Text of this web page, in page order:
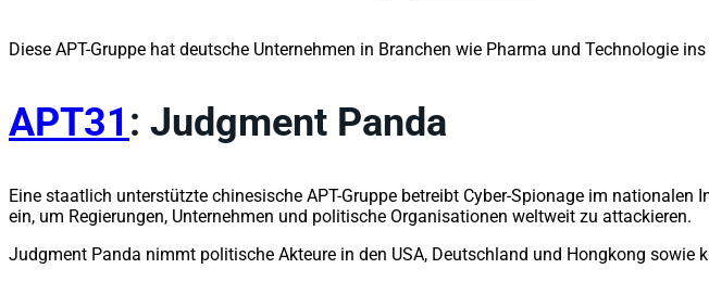
Diese APT-Gruppe hat deutsche Unternehmen in Branchen wie Pharma und Technologie
APT31: Judgment Panda
Eine staatlich unterstützte chinesische APT-Gruppe betreibt Cyber-Spionage im
ein, um Regierungen, Unternehmen und politische Organisationen weltweit zu attackieren.
Judgment Panda nimmt politische Akteure in den USA, Deutschland und Hongkong sowie